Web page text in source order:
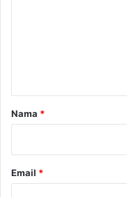
rNama *
Email *